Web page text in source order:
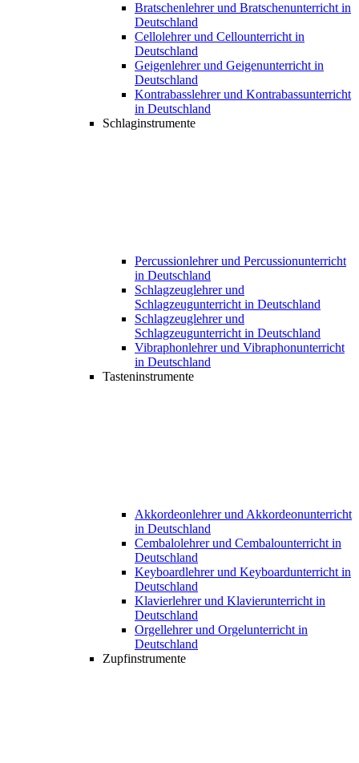
Bratschenlehrer und Bratschenunterricht in
Deutschland
Cellolehrer und Cellounterricht in
Deutschland
Geigenlehrer und Geigenunterricht in
Deutschland
Kontrabasslehrer und Kontrabassunterricht
in Deutschland
Schlaginstrumente
Percussionlehrer und Percussionunterricht
in Deutschland
Schlagzeuglehrer und
Schlagzeugunterricht in Deutschland
Schlagzeuglehrer und
Schlagzeugunterricht in Deutschland
Vibraphonlehrer und Vibraphonunterricht
in Deutschland
Tasteninstrumente
Akkordeonlehrer und Akkordeonunterricht
in Deutschland
Cembalolehrer und Cembalounterricht in
Deutschland
Keyboardlehrer und Keyboardunterricht in
Deutschland
Klavierlehrer und Klavierunterricht in
Deutschland
Orgellehrer und Orgelunterricht in
Deutschland
Zupfinstrumente